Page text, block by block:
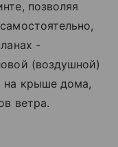
позволяя
-
(воздушной)
на крыше дома,
ветра.